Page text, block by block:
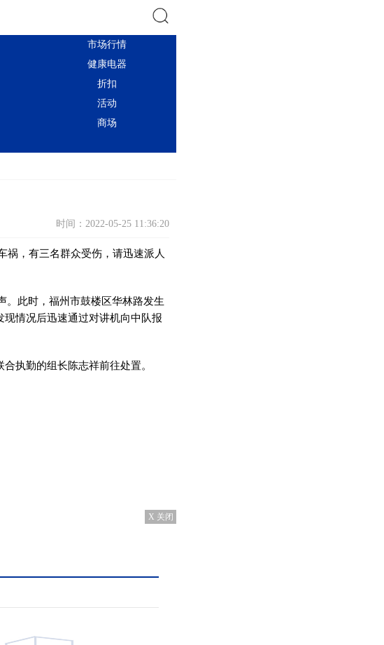
市场行情
健康电器
折扣
活动
商场
时间：2022-05-25 11:36:20
祸，有三名群众受伤，请迅速派人
。此时，福州市鼓楼区华林路发生
情况后迅速通过对讲机向中队报
执勤的组长陈志祥前往处置。
X 关闭